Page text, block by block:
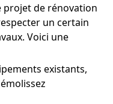
projet de rénovation
un certain
Voici une
existants,